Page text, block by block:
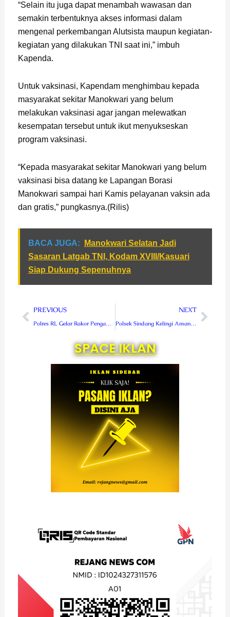
“Selain itu juga dapat menambah wawasan dan
semakin terbentuknya akses informasi dalam
mengenal perkembangan Alutsista maupun kegiatan-
kegiatan yang dilakukan TNI saat ini,” imbuh
Kapenda.
Untuk vaksinasi, Kapendam menghimbau kepada
masyarakat sekitar Manokwari yang belum
melakukan vaksinasi agar jangan melewatkan
kesempatan tersebut untuk ikut menyukseskan
program vaksinasi.
“Kepada masyarakat sekitar Manokwari yang belum
vaksinasi bisa datang ke Lapangan Borasi
Manokwari sampai hari Kamis pelayanan vaksin ada
dan gratis,” pungkasnya.(Rilis)
BACA JUGA:
Manokwari Selatan Jadi
Sasaran Latgab TNI, Kodam XVIII/Kasuari
Siap Dukung Sepenuhnya
Prev
PREVIOUS
Polres RL Gelar Rakor Pengamanan Nataru
NEXT
Polsek Sindang Kelingi Amankan Vaksinasi Door to Door
Next
SPACE IKLAN